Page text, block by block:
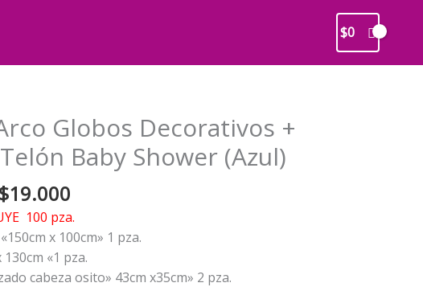
$0
Globos Decorativos +
Baby Shower (Azul)
El
original
$19.000
precio
actual
es:
$19.000.
100 pza.
x 100cm» 1 pza.
«1 pza.
cabeza osito» 43cm x35cm» 2 pza.